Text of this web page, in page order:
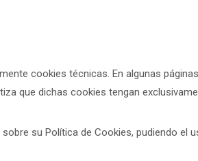
cookies técnicas. En algunas
que dichas cookies tengan
su Política de Cookies, pudiendo el